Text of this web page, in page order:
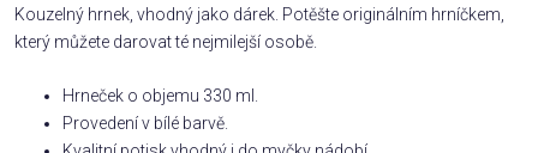
Rodina
/
Povolání,
Kouzelný hrnek, vhodný jako dárek. Potěšte originálním hrníčkem,
který můžete darovat té nejmilejší osobě.
Hrneček o objemu 330 ml.
Provedení v bílé barvě.